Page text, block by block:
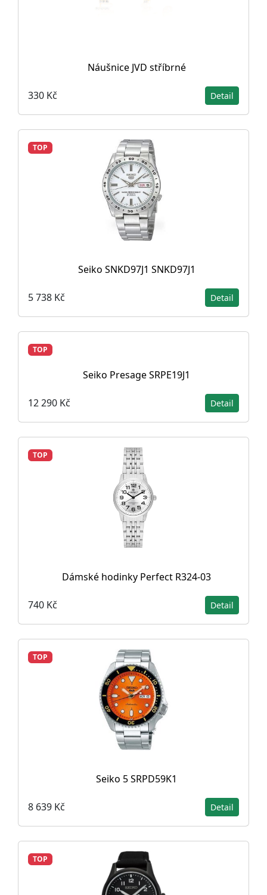
Náušnice JVD stříbrné
330 Kč Detail
TOP
Seiko SNKD97J1 SNKD97J1
5 738 Kč Detail
TOP
Seiko Presage SRPE19J1
12 290 Kč Detail
TOP
Dámské hodinky Perfect R324-03
740 Kč Detail
TOP
Seiko 5 SRPD59K1
8 639 Kč Detail
TOP